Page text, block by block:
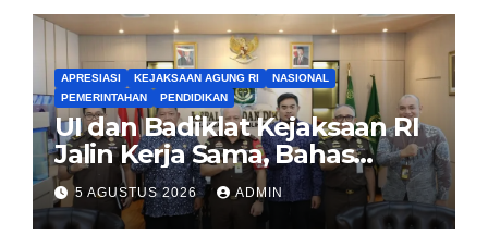
APRESIASI KEJAKSAAN AGUNG RI
NASIONAL
PEMERINTAHAN
PENDIDIKAN
UI dan Badiklat Kejaksaan RI
Jalin Kerja Sama, Bahas
Pembentukan Pusat Studi
Kajian Kejaksaan
5 AGUSTUS 2026 ADMIN